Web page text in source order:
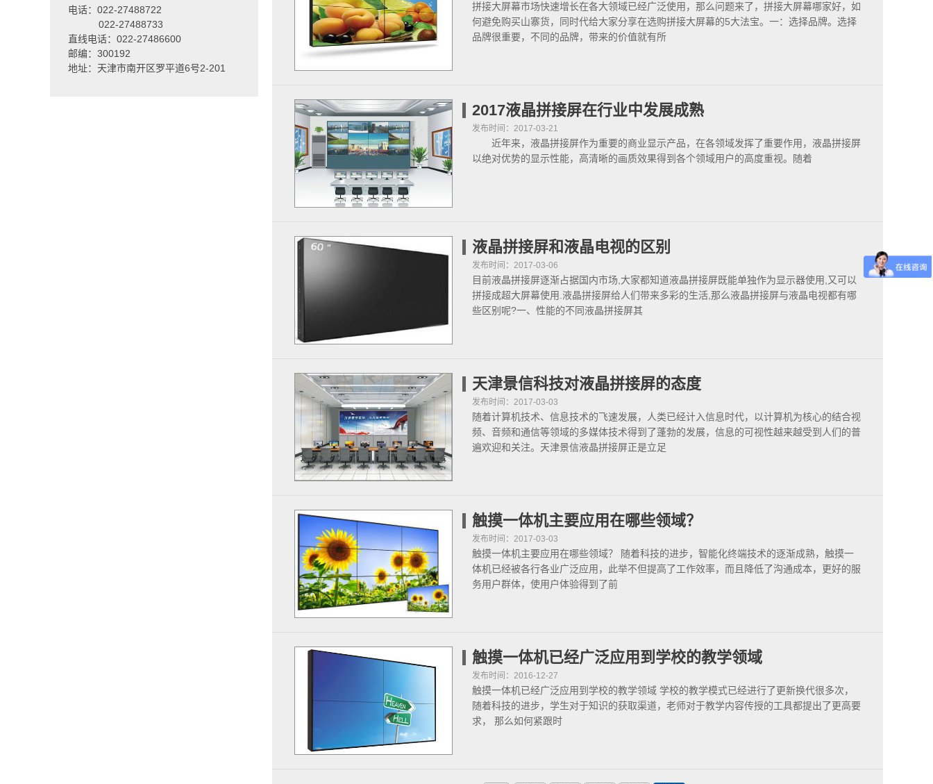
电话：022-27488722
022-27488733
直线电话：022-27486600
邮编：300192
地址：天津市南开区罗平道6号2-201
拼接大屏幕市场快速增长在各大领域已经广泛使用，那么问题来了，拼接大屏幕哪家好，如
何避免购买山寨货，同时代给大家分享在选购拼接大屏幕的5大法宝。一：选择品牌。选择
品牌很重要，不同的品牌，带来的价值就有所
2017液晶拼接屏在行业中发展成熟
发布时间：2017-03-21
近年来，液晶拼接屏作为重要的商业显示产品，在各领域发挥了重要作用，液晶拼接屏
以绝对优势的显示性能，高清晰的画质效果得到各个领域用户的高度重视。随着
液晶拼接屏和液晶电视的区别
发布时间：2017-03-06
目前液晶拼接屏逐渐占据国内市场,大家都知道液晶拼接屏既能单独作为显示器使用,又可以
拼接成超大屏幕使用.液晶拼接屏给人们带来多彩的生活,那么液晶拼接屏与液晶电视都有哪
些区别呢?一、性能的不同液晶拼接屏其
天津景信科技对液晶拼接屏的态度
发布时间：2017-03-03
随着计算机技术、信息技术的飞速发展，人类已经计入信息时代，以计算机为核心的结合视
频、音频和通信等领域的多媒体技术得到了蓬勃的发展，信息的可视性越来越受到人们的普
遍欢迎和关注。天津景信液晶拼接屏正是立足
触摸一体机主要应用在哪些领域？
发布时间：2017-03-03
触摸一体机主要应用在哪些领域？ 随着科技的进步，智能化终端技术的逐渐成熟，触摸一
体机已经被各行各业广泛应用，此举不但提高了工作效率，而且降低了沟通成本，更好的服
务用户群体，使用户体验得到了前
触摸一体机已经广泛应用到学校的教学领域
发布时间：2016-12-27
触摸一体机已经广泛应用到学校的教学领域 学校的教学模式已经进行了更新换代很多次，
随着科技的进步，学生对于知识的获取渠道，老师对于教学内容传授的工具都提出了更高要
求， 那么如何紧跟时